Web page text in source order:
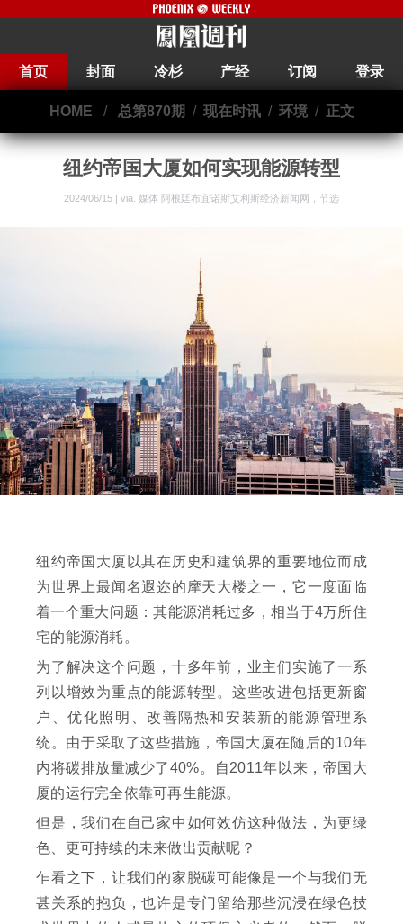
首页 封面 冷杉 产经 订阅 登录
HOME / 总第870期 / 现在时讯/ 环境/ 正文
纽约帝国大厦如何实现能源转型
2024/06/15 | via. 媒体 阿根廷布宜诺斯艾利斯经济新闻网，节选
纽约帝国大厦以其在历史和建筑界的重要地位而成
为世界上最闻名遐迩的摩天大楼之一，它一度面临
着一个重大问题：其能源消耗过多，相当于4万所住
宅的能源消耗。
为了解决这个问题，十多年前，业主们实施了一系
列以增效为重点的能源转型。这些改进包括更新窗
户、优化照明、改善隔热和安装新的能源管理系
统。由于采取了这些措施，帝国大厦在随后的10年
内将碳排放量减少了40%。自2011年以来，帝国大
厦的运行完全依靠可再生能源。
但是，我们在自己家中如何效仿这种做法，为更绿
色、更可持续的未来做出贡献呢？
乍看之下，让我们的家脱碳可能像是一个与我们无
甚关系的抱负，也许是专门留给那些沉浸在绿色技